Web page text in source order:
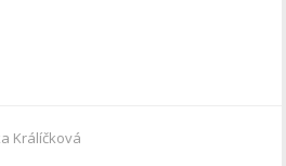
Králíčková